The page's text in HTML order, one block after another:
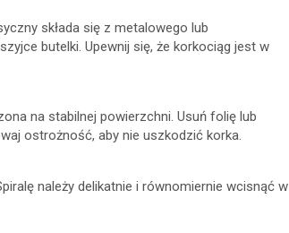
składa się z metalowego lub
butelki. Upewnij się, że korkociąg jest w
na stabilnej powierzchni. Usuń folię lub
ostrożność, aby nie uszkodzić korka.
należy delikatnie i równomiernie wcisnąć w